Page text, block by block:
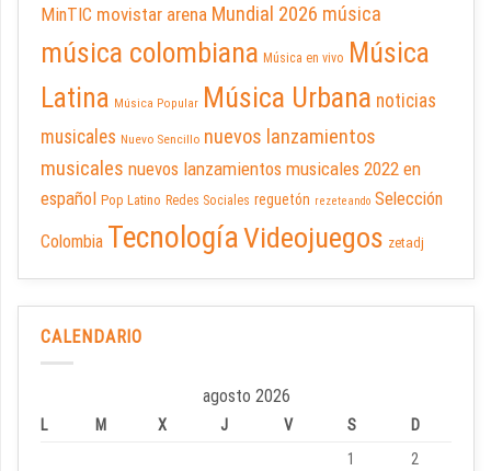
MinTIC movistar arena Mundial 2026 música
música colombiana Música en vivo Música
Latina Música Popular Música Urbana noticias
musicales Nuevo Sencillo nuevos lanzamientos
musicales nuevos lanzamientos musicales 2022 en
español Pop Latino Redes Sociales reguetón rezeteando Selección
Colombia TecnologíaVideojuegos zetadj
CALENDARIO
agosto 2026
L M X J V S
D
1
2